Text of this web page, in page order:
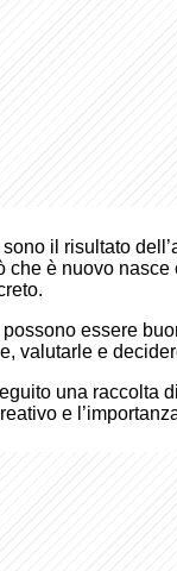
sono il risultato
che è nuovo
possono essere
valutarle e
una raccolta
e